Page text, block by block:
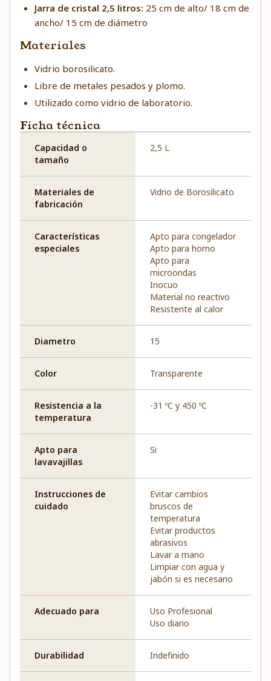
Jarra de cristal 2,5 litros: 25 cm de alto/ 18 cm de
ancho/ 15 cm de diámetro
Materiales
Vidrio borosilicato.
Libre de metales pesados y plomo.
Utilizado como vidrio de laboratorio.
Ficha técnica
Capacidad o
tamaño
2,5 L
Materiales de
fabricación
Vidrio de Borosilicato
Características
especiales
Apto para congelador
Apto para horno
Apto para
microondas
Inocuo
Material no reactivo
Resistente al calor
Diametro 15
Color Transparente
Resistencia a la
temperatura
-31 ºC y 450 ºC
Apto para
lavavajillas
Si
Instrucciones de
cuidado
Evitar cambios
bruscos de
temperatura
Evitar productos
abrasivos
Lavar a mano
Limpiar con agua y
jabón si es necesario
Adecuado para
Uso Profesional
Uso diario
Durabilidad Indefinido